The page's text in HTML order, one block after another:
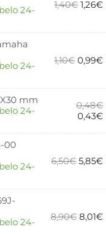
24-
1,40€ 1,26€
24-
1,10€ 0,99€
mm
24-
0,48€
0,43€
00
24-
6,50€ 5,85€
24-
8,90€ 8,01€